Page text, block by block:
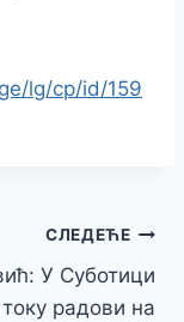
lg/cp/id/159
СЛЕДЕЋЕ
У Суботици
радови на